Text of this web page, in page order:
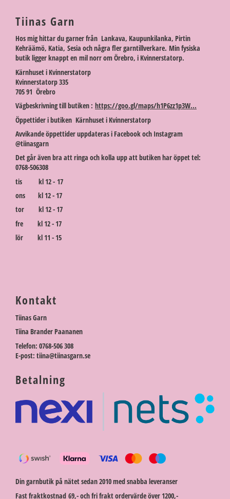
Tiinas Garn
Hos mig hittar du garner från Lankava, Kaupunkilanka, Pirtin
Kehräämö, Katia, Sesia och några fler garntillverkare. Min fysiska
butik ligger knappt en mil norr om Örebro, i Kvinnerstatorp.
Kärnhuset i Kvinnerstatorp
Kvinnerstatorp 335
705 91 Örebro
Vägbeskrivning till butiken : https://goo.gl/maps/h1P6zz1p3W...
Öppettider i butiken Kärnhuset i Kvinnerstatorp
Avvikande öppettider uppdateras i Facebook och Instagram
@tiinasgarn
Det går även bra att ringa och kolla upp att butiken har öppet tel:
0768-506308
tis kl 12 - 17
ons kl 12 - 17
tor kl 12 - 17
fre kl 12 - 17
lör kl 11 - 15
Kontakt
Tiinas Garn
Tiina Brander Paananen
Telefon: 0768-506 308
E-post: tiina@tiinasgarn.se
Betalning
Din garnbutik på nätet sedan 2010 med snabba leveranser
Fast fraktkostnad 69,- och fri frakt ordervärde över 1200,-